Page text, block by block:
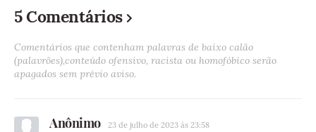
5 Comentários
Comentários que contenham palavras de baixo calão
(palavrões),conteúdo ofensivo, racista ou homofóbico serão
apagados sem prévio aviso.
Anônimo 23 de julho de 2023 às 23:58